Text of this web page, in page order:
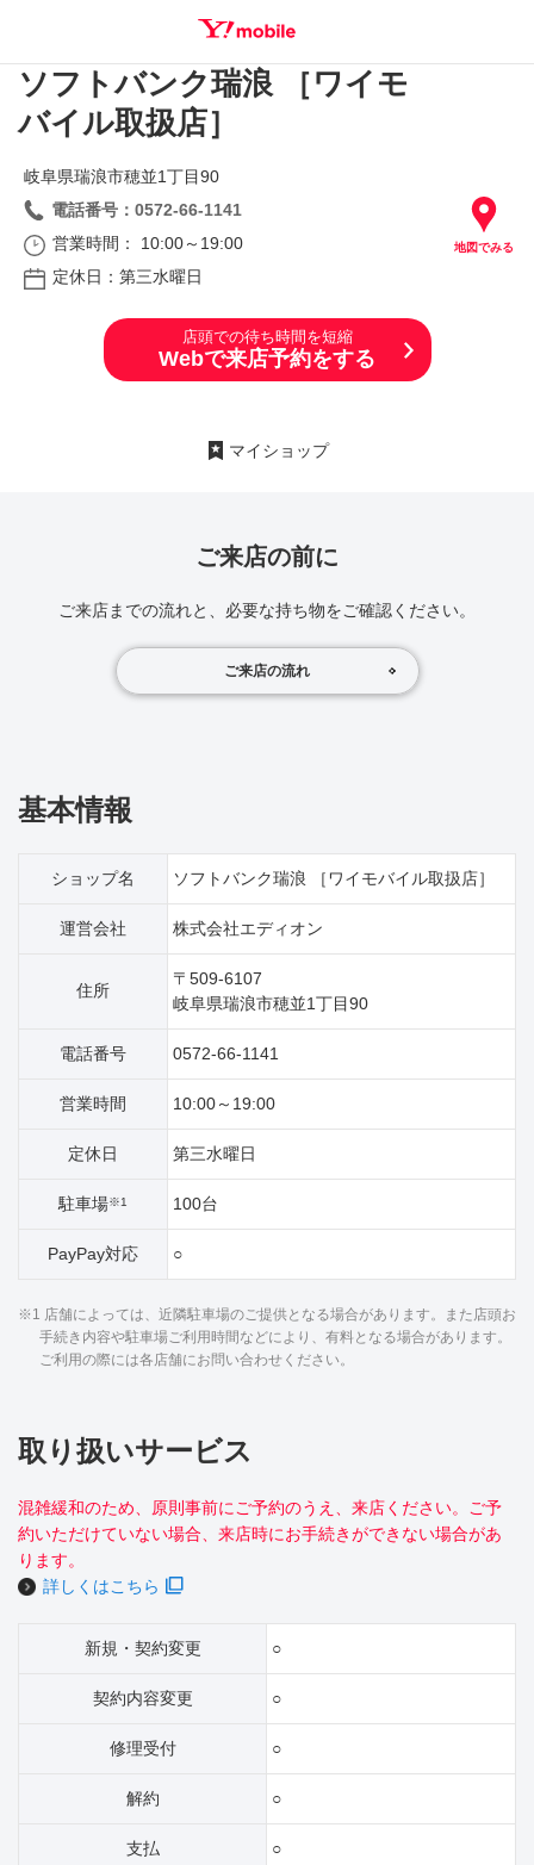
SEARCH
ソフトバンク瑞浪 ［ワイモ
バイル取扱店］
地図でみる
岐阜県瑞浪市穂並1丁目90
電話番号：0572-66-1141
営業時間： 10:00～19:00
定休日：第三水曜日
店頭での待ち時間を短縮
Webで来店予約をする
マイショップ
ご来店の前に
ご来店までの流れと、必要な持ち物をご確認ください。
ご来店の流れ
基本情報
ショップ名 ソフトバンク瑞浪 ［ワイモバイル取扱店］
運営会社 株式会社エディオン
住所
〒509-6107
岐阜県瑞浪市穂並1丁目90
電話番号 0572-66-1141
営業時間 10:00～19:00
定休日 第三水曜日
駐車場※1 100台
PayPay対応 ○
※1 店舗によっては、近隣駐車場のご提供となる場合があります。また店頭お
手続き内容や駐車場ご利用時間などにより、有料となる場合があります。
ご利用の際には各店舗にお問い合わせください。
取り扱いサービス
混雑緩和のため、原則事前にご予約のうえ、来店ください。ご予
約いただけていない場合、来店時にお手続きができない場合があ
ります。
詳しくはこちら
新規・契約変更 ○
契約内容変更 ○
修理受付 ○
解約 ○
支払 ○